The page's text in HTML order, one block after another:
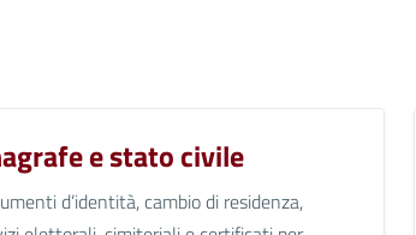
e stato civile
d’identità, cambio di residenza,